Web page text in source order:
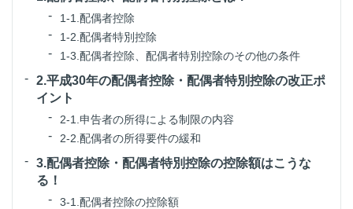
1-1.配偶者控除
1-2.配偶者特別控除
1-3.配偶者控除、配偶者特別控除のその他の条件
2.平成30年の配偶者控除・配偶者特別控除の改正ポ
イント
2-1.申告者の所得による制限の内容
2-2.配偶者の所得要件の緩和
3.配偶者控除・配偶者特別控除の控除額はこうな
る！
3-1.配偶者控除の控除額